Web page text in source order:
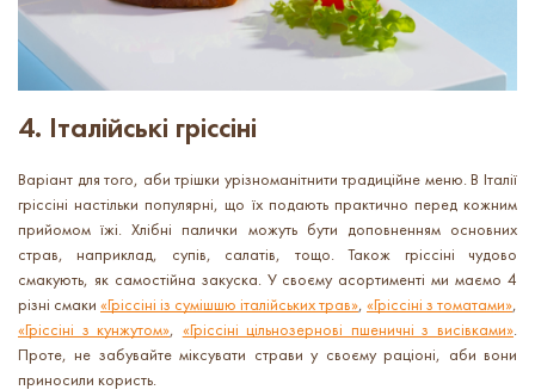
4. Італійські гріссіні
Варіант для того, аби трішки урізноманітнити традиційне меню. В Італії
гріссіні настільки популярні, що їх подають практично перед кожним
прийомом їжі. Хлібні палички можуть бути доповненням основних
страв, наприклад, супів, салатів, тощо. Також гріссіні чудово
смакують, як самостійна закуска. У своєму асортименті ми маємо 4
різні смаки «Гріссіні із сумішшю італійських трав», «Гріссіні з томатами»,
«Гріссіні з кунжутом», «Гріссіні цільнозернові пшеничні з висівками».
Проте, не забувайте міксувати страви у своєму раціоні, аби вони
приносили користь.